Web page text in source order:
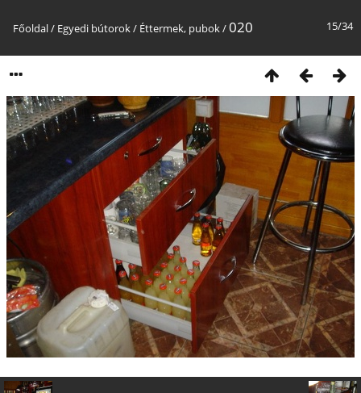
15/34
Főoldal/ Egyedi bútorok/ Éttermek, pubok/020